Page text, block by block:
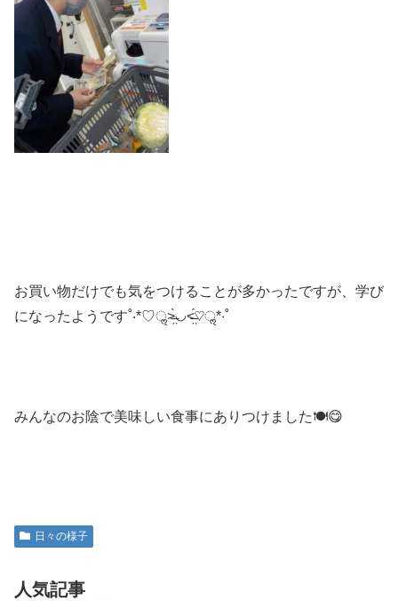
お買い物だけでも気をつけることが多かったですが、学び
になったようです˚‧*♡ॢ˃̶̤̀◡˂̶̤́♡ॢ*‧˚
みんなのお陰で美味しい食事にありつけました🍽️😋
日々の様子
人気記事